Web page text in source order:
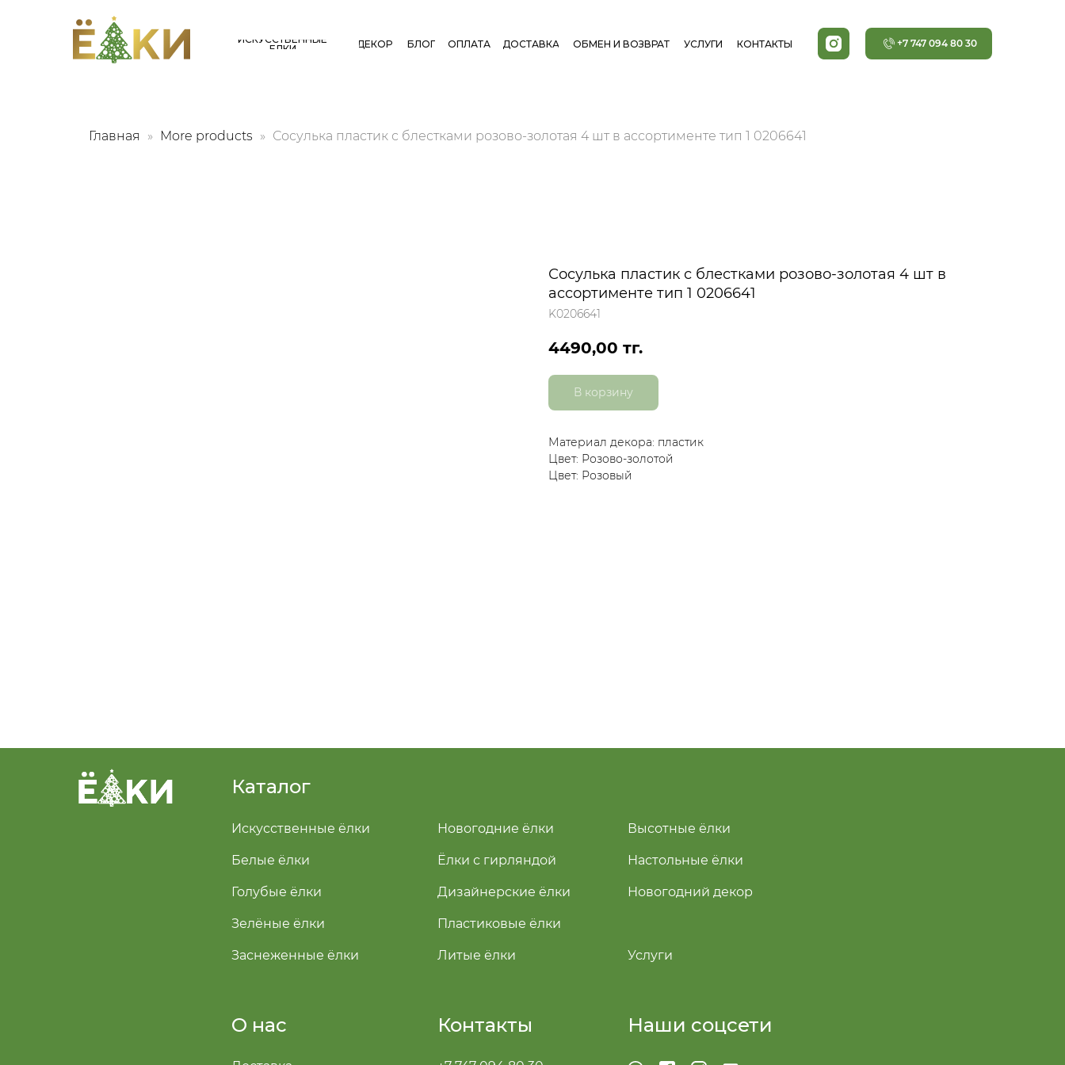
+7 747 094 80 30
КОНТАКТЫ
УСЛУГИ
ОБМЕН И ВОЗВРАТ
ДОСТАВКА
ОПЛАТА
БЛОГ
ДЕКОР
ИСКУССТВЕННЫЕ
ЕЛКИ
Главная More products Сосулька пластик с блестками розово-золотая 4 шт в ассортименте тип 1 0206641
Сосулька пластик с блестками розово-золотая 4 шт в
ассортименте тип 1 0206641
K0206641
4490,00 тг.
В корзину
Материал декора: пластик
Цвет: Розово-золотой
Цвет: Розовый
О нас
Каталог
Контакты Наши соцсети
Искусственные ёлки
Белые ёлки
Голубые ёлки
Зелёные ёлки
Заснеженные ёлки
Новогодние ёлки
Ёлки с гирляндой
Дизайнерские ёлки
Пластиковые ёлки
Литые ёлки
Высотные ёлки
Настольные ёлки
Услуги
Новогодний декор